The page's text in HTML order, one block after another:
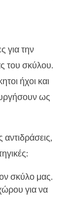
για την
του σκύλου.
ήχοι και
ως
σκύλο μας.
για να